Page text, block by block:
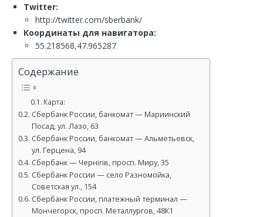
Twitter:
http://twitter.com/sberbank/
Координаты для навигатора:
55.218568,47.965287
Содержание
Карта:
Сбербанк России, банкомат — Мариинский
Посад, ул. Лазо, 63
Сбербанк России, банкомат — Альметьевск,
ул. Герцена, 94
Сбербанк — Чернігів, просп. Миру, 35
Сбербанк России — село Разномойка,
Советская ул., 154
Сбербанк России, платежный терминал —
Мончегорск, просп. Металлургов, 48К1